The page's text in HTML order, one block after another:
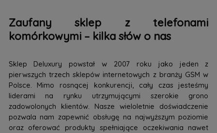
Zaufany sklep z telefonami
komórkowymi – kilka słów o nas
Sklep Deluxury powstał w 2007 roku jako jeden z
pierwszych trzech sklepów internetowych z branży GSM w
Polsce. Mimo rosnącej konkurencji, cały czas jesteśmy
liderami na rynku utrzymującymi szerokie grono
zadowolonych klientów. Nasze wieloletnie doświadczenie
pozwala nam zapewnić obsługę na najwyższym poziomie
oraz oferować produkty spełniające oczekiwania nawet